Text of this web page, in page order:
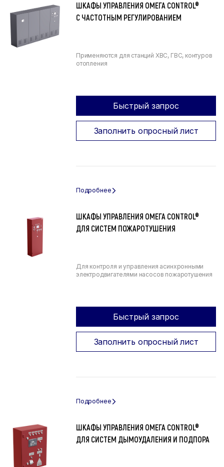
ШКАФЫ УПРАВЛЕНИЯ ОМЕГА CONTROL®
С ЧАСТОТНЫМ РЕГУЛИРОВАНИЕМ
Применяются для станций ХВС, ГВС, контуров
отопления
Быстрый запрос
Заполнить опросный лист
ШКАФЫ УПРАВЛЕНИЯ ОМЕГА CONTROL®
ДЛЯ СИСТЕМ ПОЖАРОТУШЕНИЯ
Для контроля и управления асинхронными
электродвигателями насосов пожаротушения
Быстрый запрос
Заполнить опросный лист
ШКАФЫ УПРАВЛЕНИЯ ОМЕГА CONTROL®
ДЛЯ СИСТЕМ ДЫМОУДАЛЕНИЯ И ПОДПОРА